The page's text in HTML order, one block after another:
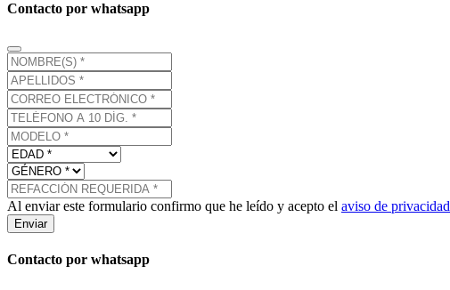
Contacto por whatsapp
Al enviar este formulario confirmo que he leído y acepto el aviso de privacidad
Enviar
Contacto por whatsapp